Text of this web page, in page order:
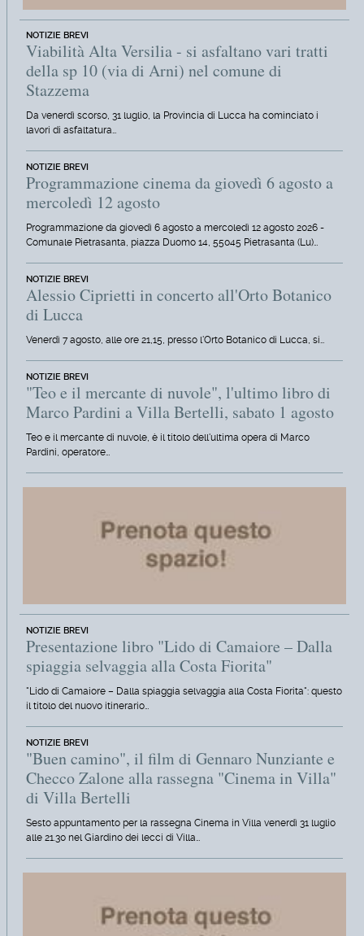
NOTIZIE BREVI
Viabilità Alta Versilia - si asfaltano vari tratti
della sp 10 (via di Arni) nel comune di
Stazzema
Da venerdì scorso, 31 luglio, la Provincia di Lucca ha cominciato i
lavori di asfaltatura…
NOTIZIE BREVI
Programmazione cinema da giovedì 6 agosto a
mercoledì 12 agosto
Programmazione da giovedì 6 agosto a mercoledì 12 agosto 2026 -
Comunale Pietrasanta, piazza Duomo 14, 55045 Pietrasanta (Lu)…
NOTIZIE BREVI
Alessio Ciprietti in concerto all'Orto Botanico
di Lucca
Venerdì 7 agosto, alle ore 21,15, presso l'Orto Botanico di Lucca, si…
NOTIZIE BREVI
"Teo e il mercante di nuvole", l'ultimo libro di
Marco Pardini a Villa Bertelli, sabato 1 agosto
Teo e il mercante di nuvole, è il titolo dell'ultima opera di Marco
Pardini, operatore…
NOTIZIE BREVI
Presentazione libro "Lido di Camaiore – Dalla
spiaggia selvaggia alla Costa Fiorita"
"Lido di Camaiore – Dalla spiaggia selvaggia alla Costa Fiorita": questo
il titolo del nuovo itinerario…
NOTIZIE BREVI
"Buen camino", il film di Gennaro Nunziante e
Checco Zalone alla rassegna "Cinema in Villa"
di Villa Bertelli
Sesto appuntamento per la rassegna Cinema in Villa venerdì 31 luglio
alle 21.30 nel Giardino dei lecci di Villa…